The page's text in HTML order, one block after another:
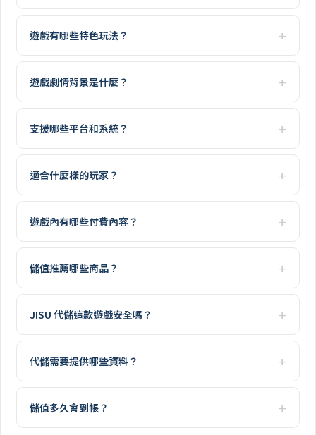
遊戲有哪些特色玩法？
遊戲劇情背景是什麼？
支援哪些平台和系統？
適合什麼樣的玩家？
遊戲內有哪些付費內容？
儲值推薦哪些商品？
JISU 代儲這款遊戲安全嗎？
代儲需要提供哪些資料？
儲值多久會到帳？